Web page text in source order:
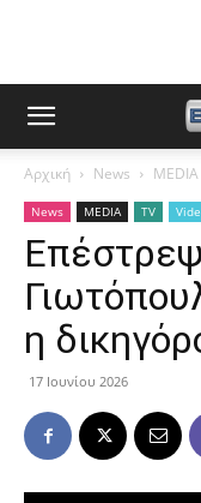
Αρχική News MEDIA
News MEDIA TV
η
17 Ιουνίου 2026